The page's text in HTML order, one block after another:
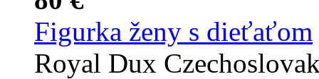
Figurka ženy s dieťaťom
Royal Dux